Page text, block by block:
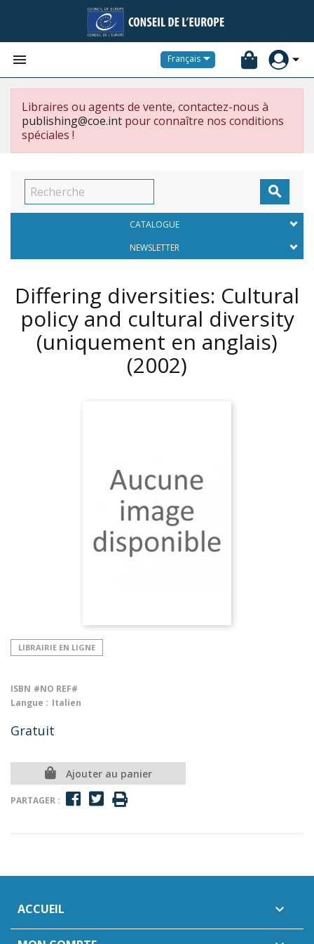
 Français
Libraires ou agents de vente, contactez-nous à
publishing@coe.int pour connaître nos conditions
spéciales !

CATALOGUE
NEWSLETTER
Differing diversities: Cultural
policy and cultural diversity
(uniquement en anglais)
(2002)
LIBRAIRIE EN LIGNE
ISBN #NO REF#
Langue : Italien
Gratuit
Ajouter au panier
PARTAGER :
ACCUEIL 